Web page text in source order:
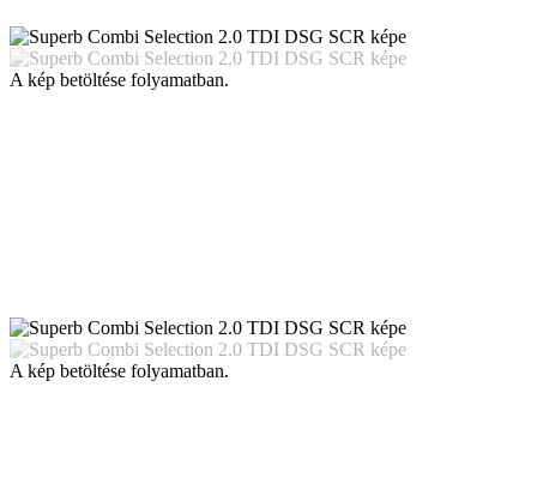
A kép betöltése folyamatban.
A kép betöltése folyamatban.